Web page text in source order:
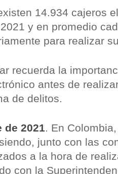
14.934 cajeros
y en promedio
para realizar
la
antes de
de delitos.
de 2021. En
junto con las
a la hora de
con la